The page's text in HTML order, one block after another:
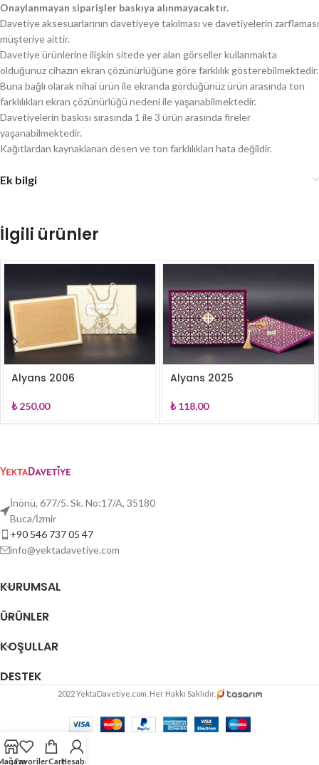
Onaylanmayan siparişler baskıya alınmayacaktır.
Davetiye aksesuarlarının davetiyeye takılması ve davetiyelerin zarflaması
müşteriye aittir.
Davetiye ürünlerine ilişkin sitede yer alan görseller kullanmakta
olduğunuz cihazın ekran çözünürlüğüne göre farklılık gösterebilmektedir.
Buna bağlı olarak nihai ürün ile ekranda gördüğünüz ürün arasında ton
farklılıkları ekran çözünürlüğü nedeni ile yaşanabilmektedir.
Davetiyelerin baskısı sırasında 1 ile 3 ürün arasında fireler
yaşanabilmektedir.
Kağıtlardan kaynaklanan desen ve ton farklılıkları hata değildir.
Ek bilgi
İlgili ürünler
Alyans 2006
₺250,00
Alyans 2025
₺118,00
İnönü, 677/5. Sk. No:17/A, 35180
Buca/İzmir
+90 546 737 05 47
info@yektadavetiye.com
KURUMSAL
ÜRÜNLER
KOŞULLAR
DESTEK
2022 YektaDavetiye.com. Her Hakkı Saklıdır.
FavorilerCartHesabım